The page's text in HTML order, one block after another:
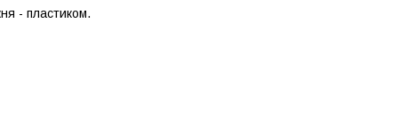
- пластиком.